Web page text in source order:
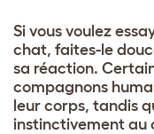
Si vous voulez
chat, faites-le
sa réaction.
compagnons
leur corps, tandis
instinctivement au